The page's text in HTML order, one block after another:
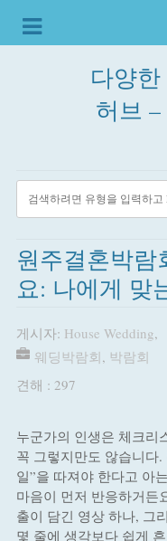
다양
허브
원주결혼박람
요: 나에게 맞
게시자: House Wedding,
웨딩박람회, 박람회
견해 : 297
누군가의 인생은 체크리
꼭 그렇지만도 않습니다
일”을 따져야 한다고 아
마음이 먼저 반응하거든
출이 담긴 영상 하나, 그
몇 줄에 생각보다 쉽게